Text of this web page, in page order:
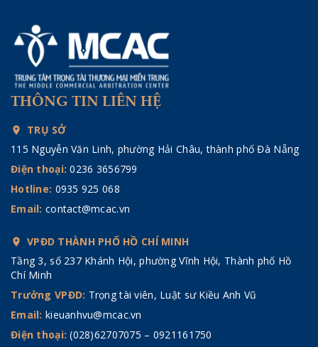
THÔNG TIN LIÊN HỆ
TRỤ SỞ
115 Nguyễn Văn Linh, phường Hải Châu, thành phố Đà Nẵng
Điện thoại:0236 3656799
Hotline: 0935 925 068
Email: contact@mcac.vn
VPĐD THÀNH PHỐ HỒ CHÍ MINH
Tầng 3, số 237 Khánh Hội, phường Vĩnh Hội, Thành phố Hồ
Chí Minh
Trưởng VPĐD: Trọng tài viên, Luật sư Kiều Anh Vũ
Email: kieuanhvu@mcac.vn
Điện thoại:(028)62707075 – 0921161750